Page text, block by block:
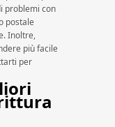
problemi con
postale
Inoltre,
più facile
per